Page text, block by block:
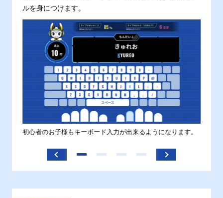
ルを身につけます。
初心者のお子様もキーボード入力が出来るようになります。